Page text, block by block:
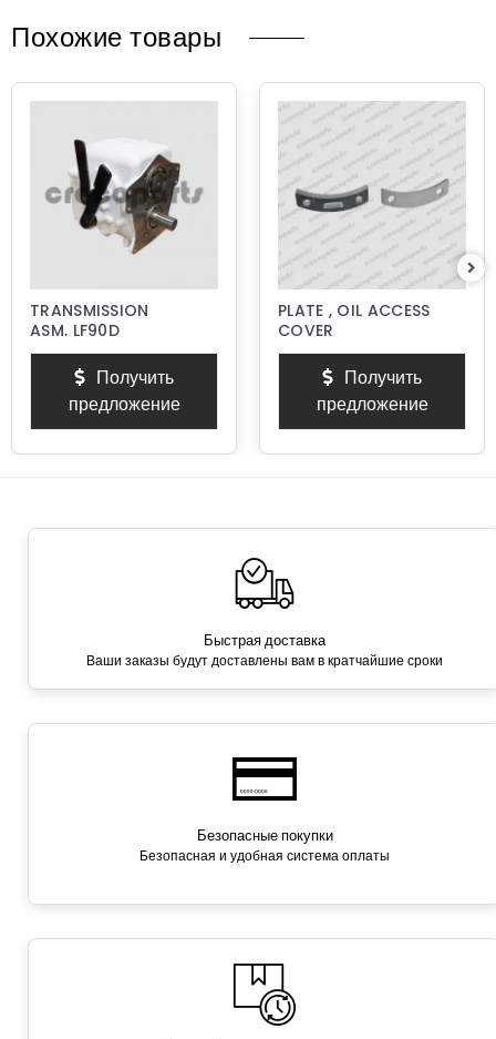
Похожие товары
TRANSMISSION
ASM, LF90D
Получить
предложение
PLATE , OIL ACCESS
COVER
Получить
предложение
Быстрая доставка
Ваши заказы будут доставлены вам в кратчайшие сроки
Безопасные покупки
Безопасная и удобная система оплаты